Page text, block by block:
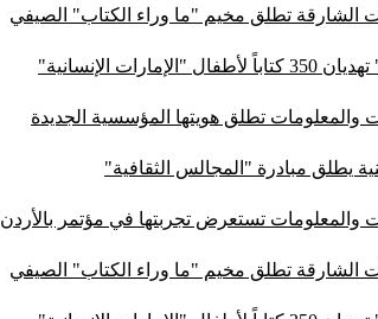
الشارقة تطلق مخيم "ما وراء الكتاب" الصيفي
الإنسانية"
والمعلومات تطلق هويتها المؤسسية الجديدة
يطلق مبادرة "المجالس الثقافية"
والمعلومات تستعرض تجربتها في مؤتمر بالأردن
الشارقة تطلق مخيم "ما وراء الكتاب" الصيفي